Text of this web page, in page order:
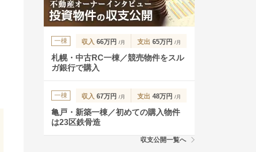
一棟 収入 66万円 /月 支出 65万円 /月
札幌・中古RC一棟／競売物件をスル
ガ銀行で購入
一棟 収入 67万円 /月 支出 48万円 /月
亀戸・新築一棟／初めての購入物件
は23区鉄骨造
収支公開一覧へ